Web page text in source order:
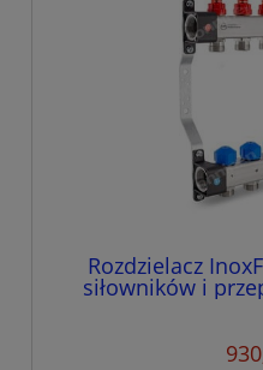
Rozdzielacz
siłowników i